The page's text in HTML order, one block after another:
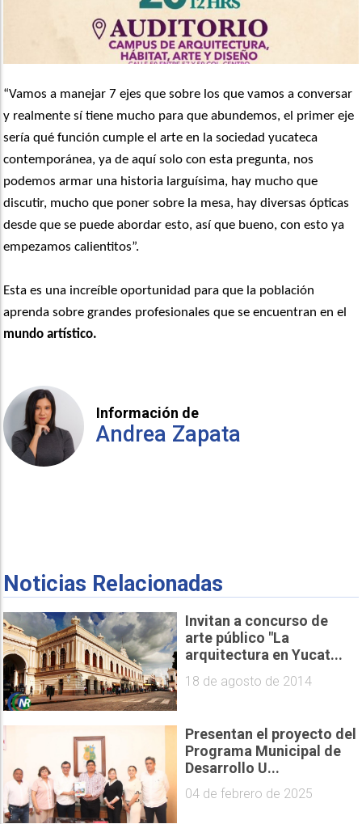
“Vamos a manejar 7 ejes que sobre los que vamos a conversar
y realmente sí tiene mucho para que abundemos, el primer eje
sería qué función cumple el arte en la sociedad yucateca
contemporánea, ya de aquí solo con esta pregunta, nos
podemos armar una historia larguísima, hay mucho que
discutir, mucho que poner sobre la mesa, hay diversas ópticas
desde que se puede abordar esto, así que bueno, con esto ya
empezamos calientitos”.
Esta es una increíble oportunidad para que la población
aprenda sobre grandes profesionales que se encuentran en el
mundo artístico.
Información de
Andrea Zapata
Noticias Relacionadas
Invitan a concurso de
arte público "La
arquitectura en Yucat...
18 de agosto de 2014
Presentan el proyecto del
Programa Municipal de
Desarrollo U...
04 de febrero de 2025